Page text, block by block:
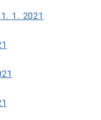
1. 2021